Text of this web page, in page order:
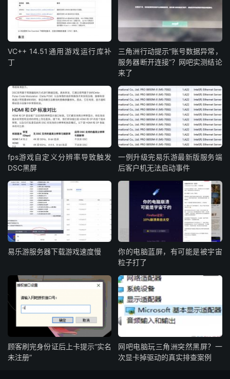
VC++ 14.51通用游戏运行库补
丁
三角洲行动提示“账号数据异常，
服务器断开连接”？网吧实测结论
来了
fps游戏自定义分辨率导致触发
DSC黑屏
一例升级完易乐游最新版服务端
后客户机无法启动事件
易乐游服务器下载游戏速度慢
你的电脑蓝屏，有可能是被宇宙
粒子打了
顾客刷完身份证后上卡提示“实名
未注册”
网吧电脑玩三角洲突然黑屏？一
次显卡掉驱动的真实排查案例